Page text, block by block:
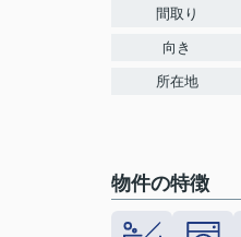
間取り
向き
所在地
物件の特徴